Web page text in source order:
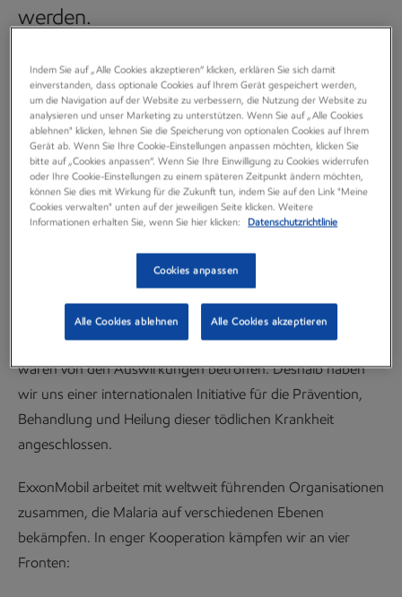
werden.
Übersicht
In Afrika sterben jährlich Hundertausende von Menschen
an Malaria, die meisten davon sind Kinder unter fünf
Jahren. Neben dem menschlichen Leid erfährt der
Produktivitätsverlust in Milliardenhöhe. Als wichtiger
Arbeitgeber und Investor in Afrika kennt ExxonMobil die
verheerenden Auswirkungen von Malaria aus erster Hand.
Auch unsere Mitarbeiter, ihre Familien und Gemeinden
waren von den Auswirkungen betroffen. Deshalb haben
wir uns einer internationalen Initiative für die Prävention,
Behandlung und Heilung dieser tödlichen Krankheit
angeschlossen.
ExxonMobil arbeitet mit weltweit führenden Organisationen
zusammen, die Malaria auf verschiedenen Ebenen
bekämpfen. In enger Kooperation kämpfen wir an vier
Fronten:
Indem Sie auf „Alle Cookies akzeptieren“ klicken, erklären Sie sich damit
einverstanden, dass optionale Cookies auf Ihrem Gerät gespeichert werden,
um die Navigation auf der Website zu verbessern, die Nutzung der Website zu
analysieren und unser Marketing zu unterstützen. Wenn Sie auf „Alle Cookies
ablehnen" klicken, lehnen Sie die Speicherung von optionalen Cookies auf Ihrem
Gerät ab. Wenn Sie Ihre Cookie-Einstellungen anpassen möchten, klicken Sie
bitte auf „Cookies anpassen“. Wenn Sie Ihre Einwilligung zu Cookies widerrufen
oder Ihre Cookie-Einstellungen zu einem späteren Zeitpunkt ändern möchten,
können Sie dies mit Wirkung für die Zukunft tun, indem Sie auf den Link "Meine
Cookies verwalten" unten auf der jeweiligen Seite klicken. Weitere
Informationen erhalten Sie, wenn Sie hier klicken:
Datenschutzrichtlinie
Cookies anpassen
Alle Cookies ablehnen Alle Cookies akzeptieren